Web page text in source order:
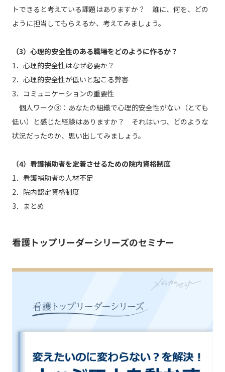
トできると考えている課題はありますか？ 誰に、何を、どの
ように担当してもらえるか、考えてみましょう。
（3）心理的安全性のある職場をどのように作るか？
1．心理的安全性はなぜ必要か？
2．心理的安全性が低いと起こる弊害
3．コミュニケーションの重要性
個人ワーク③：あなたの組織で心理的安全性がない（とても
低い）と感じた経験はありますか？ それはいつ、どのような
状況だったのか、思い出してみましょう。
（4）看護補助者を定着させるための院内資格制度
1．看護補助者の人材不足
2．院内認定資格制度
3．まとめ
看護トップリーダーシリーズのセミナー